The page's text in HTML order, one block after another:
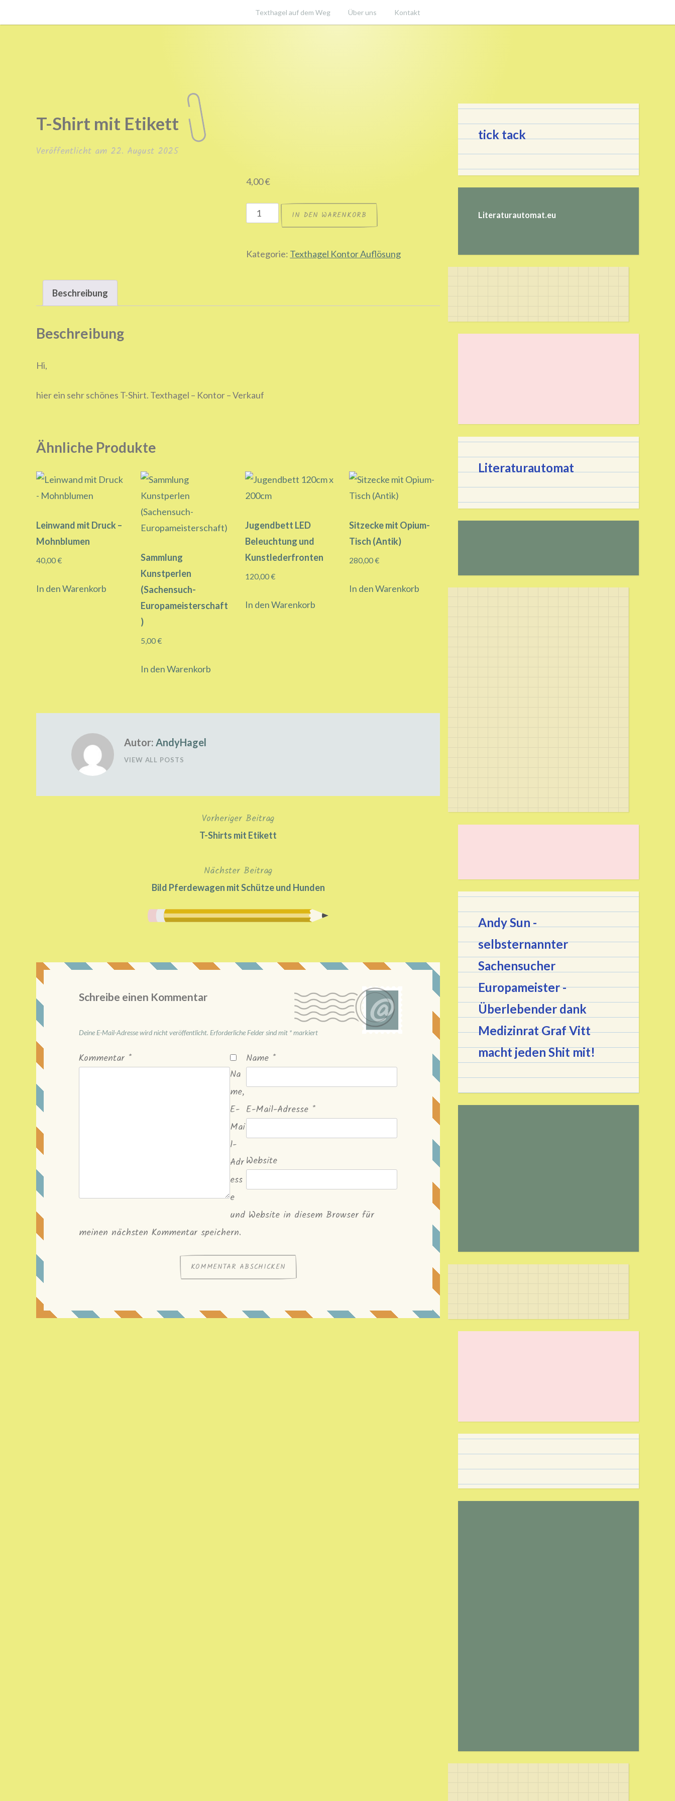
Inhalt
Texthagel auf dem Weg Über uns Kontakt
texthagel.de
T-Shirt mit Etikett
Veröffentlicht am 22. August 2025
4,00€
Shirt
Etikett
IN DEN WARENKORB
Kategorie: Texthagel Kontor Auflösung
Beschreibung
Beschreibung
Hi,
hier ein sehr schönes T-Shirt. Texthagel – Kontor – Verkauf
Ähnliche Produkte
Leinwand mit Druck –
Mohnblumen
40,00€
In den Warenkorb
Sammlung
Kunstperlen
(Sachensuch-
Europameisterschaft
)
5,00€
In den Warenkorb
Jugendbett LED
Beleuchtung und
Kunstlederfronten
120,00€
In den Warenkorb
Sitzecke mit Opium-
Tisch (Antik)
280,00€
In den Warenkorb
Autor: AndyHagel
VIEW ALL POSTS
Vorheriger Beitrag
T-Shirts mit Etikett
Nächster Beitrag
Bild Pferdewagen mit Schütze und Hunden
Schreibe einen Kommentar
Deine E-Mail-Adresse wird nicht veröffentlicht. Erforderliche Felder sind mit *markiert
Kommentar * Name *
E-Mail-Adresse *
Website
Na
me,
E-
Mai
l-
Adr
ess
e
und Website in diesem Browser für
meinen nächsten Kommentar speichern.
tick tack
Literaturautomat.eu
Literaturautomat
Andy Sun -
selbsternannter
Sachensucher
Europameister-
Überlebender dank
Medizinrat Graf Vitt
macht jeden Shit mit!